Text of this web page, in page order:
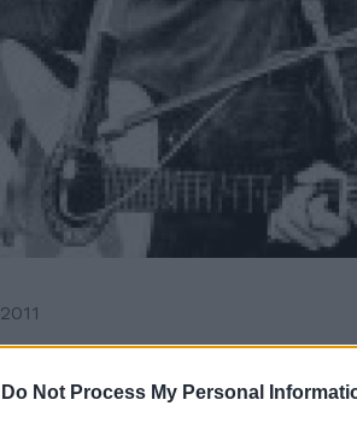
Do Not Process My Personal
musicale il Tribunale